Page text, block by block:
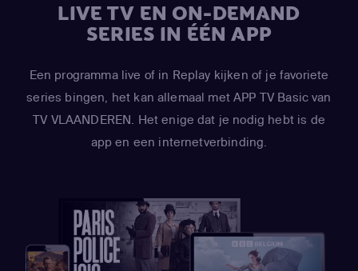
LIVE TV EN ON-DEMAND
SERIES IN ÉÉN APP
Een programma live of in Replay kijken of je favoriete
series bingen, het kan allemaal met APP TV Basic van
TV VLAANDEREN. Het enige dat je nodig hebt is de
app en een internetverbinding.